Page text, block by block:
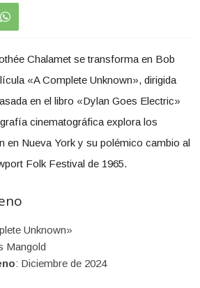
Chalamet se transforma en Bob
«A Complete Unknown», dirigida
en el libro «Dylan Goes Electric»
cinematográfica explora los
en Nueva York y su polémico cambio al
Folk Festival de 1965.
Unknown»
Mangold
: Diciembre de 2024